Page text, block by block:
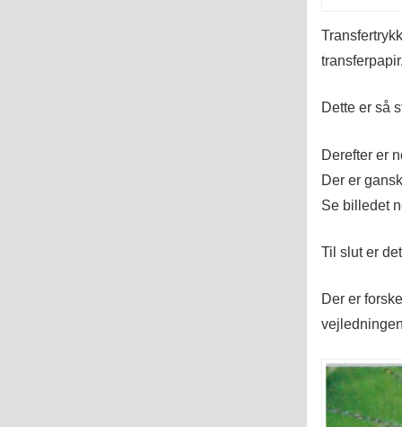
Dette er så
Derefter er
Der er
Se billedet
Til slut er
Der er